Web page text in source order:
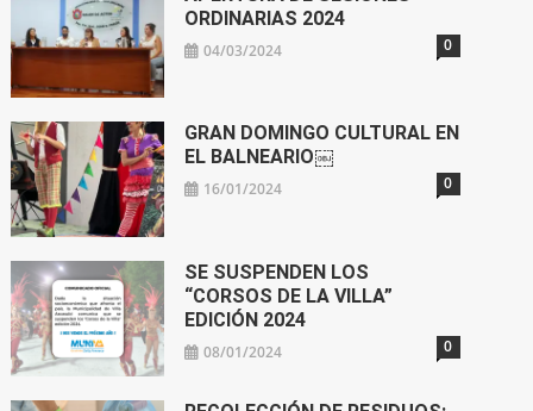
ORDINARIAS 2024
04/03/2024 0
GRAN DOMINGO CULTURAL EN
EL BALNEARIO￼
16/01/2024 0
SE SUSPENDEN LOS
“CORSOS DE LA VILLA”
EDICIÓN 2024
08/01/2024 0